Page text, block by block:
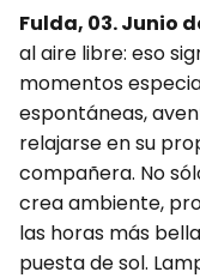
Fulda, 03. Junio
al aire libre: eso
momentos
espontáneas,
relajarse en su
compañera. No
crea ambiente,
las horas más
puesta de sol.